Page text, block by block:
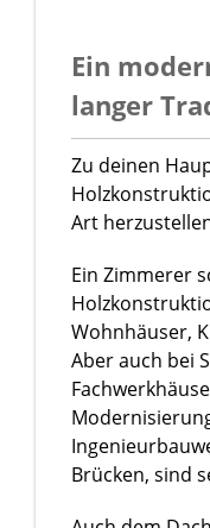
Ein
langer
Zu deinen
Art
Ein Zimmerer
Wohnhäuser,
Aber auch bei
Brücken, sind